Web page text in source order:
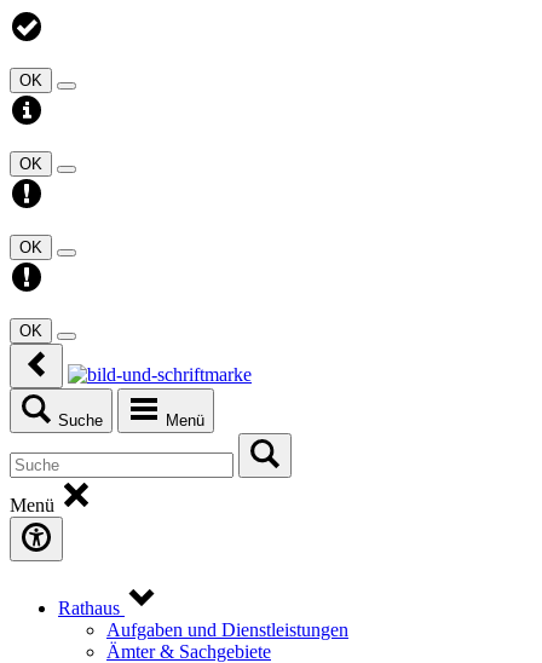
OK
OK
OK
OK
Suche Menü
Menü
Rathaus
Aufgaben und Dienstleistungen
Ämter & Sachgebiete